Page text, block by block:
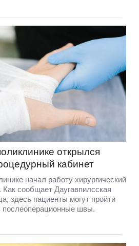
открылся
кабинет
начал работу хирургический
сообщает Даугавпилсская
здесь пациенты могут пройти
послеоперационные швы.